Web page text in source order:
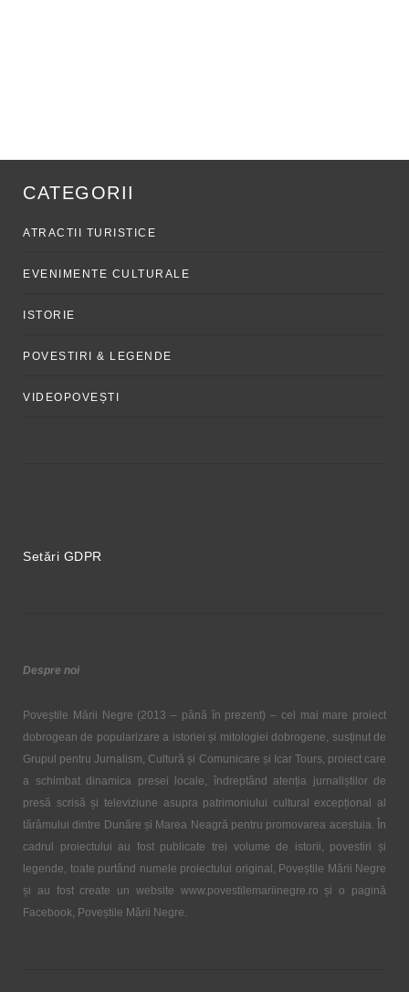
CATEGORII
ATRACTII TURISTICE
EVENIMENTE CULTURALE
ISTORIE
POVESTIRI & LEGENDE
VIDEOPOVEȘTI
Setări GDPR
Despre noi
Poveștile Mării Negre (2013 – până în prezent) – cel mai mare proiect
dobrogean de popularizare a istoriei și mitologiei dobrogene, susținut de
Grupul pentru Jurnalism, Cultură și Comunicare și Icar Tours, proiect care
a schimbat dinamica presei locale, îndreptând atenția jurnaliștilor de
presă scrisă și televiziune asupra patrimoniului cultural excepțional al
tărâmului dintre Dunăre și Marea Neagră pentru promovarea acestuia. În
cadrul proiectului au fost publicate trei volume de istorii, povestiri și
legende, toate purtând numele proiectului original, Poveștile Mării Negre
și au fost create un website www.povestilemariinegre.ro și o pagină
Facebook, Poveștile Mării Negre.